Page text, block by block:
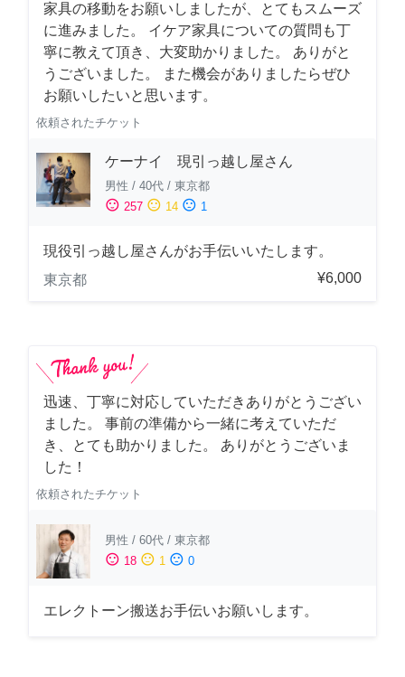
家具の移動をお願いしましたが、とてもスムーズ
に進みました。 イケア家具についての質問も丁
寧に教えて頂き、大変助かりました。 ありがと
うございました。 また機会がありましたらぜひ
お願いしたいと思います。
依頼されたチケット
ケーナイ 現引っ越し屋さん
男性 / 40代 / 東京都
sentiment_satisfied 257 sentiment_neutral 14 sentiment_dissatisfied 1
現役引っ越し屋さんがお手伝いいたします。
東京都
¥6,000
迅速、丁寧に対応していただきありがとうござい
ました。 事前の準備から一緒に考えていただ
き、とても助かりました。 ありがとうございま
した！
依頼されたチケット
男性 / 60代 / 東京都
sentiment_satisfied 18 sentiment_neutral 1 sentiment_dissatisfied 0
エレクトーン搬送お手伝いお願いします。